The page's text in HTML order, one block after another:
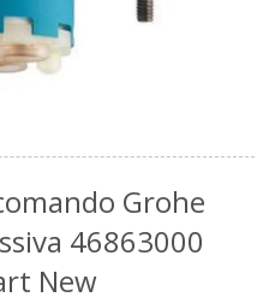
Grohe
46863000
New